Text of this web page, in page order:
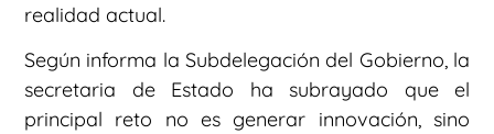
realidad actual.
Según informa la Subdelegación del Gobierno, la
secretaria de Estado ha subrayado que el
principal reto no es generar innovación, sino